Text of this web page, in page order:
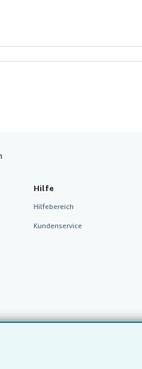
Hilfe
Hilfebereich
Kundenservice